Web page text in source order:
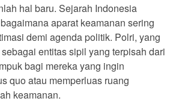
hal baru. Sejarah Indonesia
aparat keamanan sering
demi agenda politik. Polri, yang
entitas sipil yang terpisah dari
bagi mereka yang ingin
quo atau memperluas ruang
keamanan.